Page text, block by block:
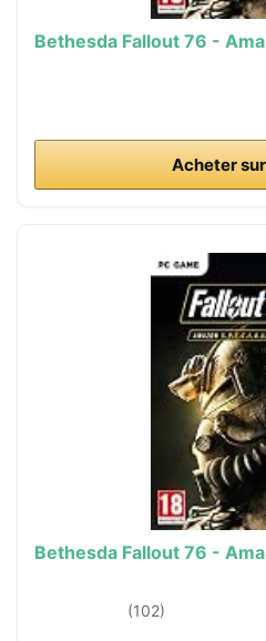
Bethesda Fallout 76 -
Acheter
Bethesda Fallout 76 -
(102)